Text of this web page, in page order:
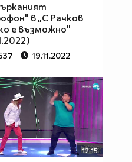
в „С Рачков
е възможно"
19.11.2022
12:15